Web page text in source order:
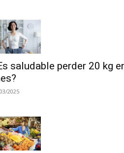
saludable perder 20 kg
2025